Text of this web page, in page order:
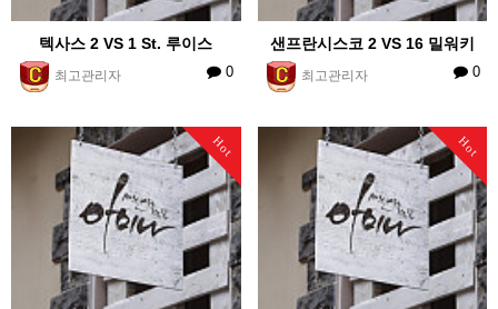
텍사스 2 VS 1 St. 루이스
최고관리자 0
샌프란시스코 2 VS 16 밀워키
최고관리자 0
Hot Hot